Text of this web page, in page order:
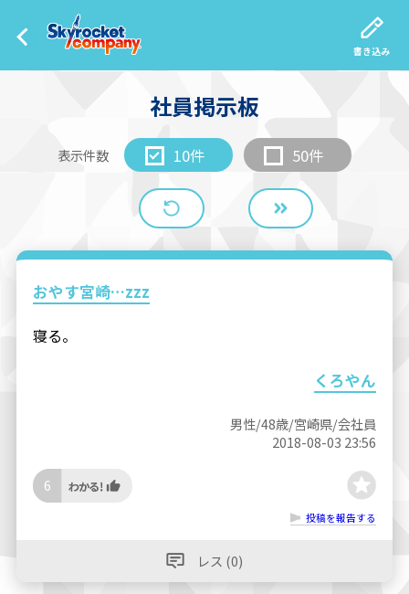
書き込み
社員掲示板
表示件数 10件 50件
おやす宮崎…zzz
寝る。
くろやん
男性/48歳/宮崎県/会社員
2018-08-03 23:56
6
投稿を報告する
レス (0)